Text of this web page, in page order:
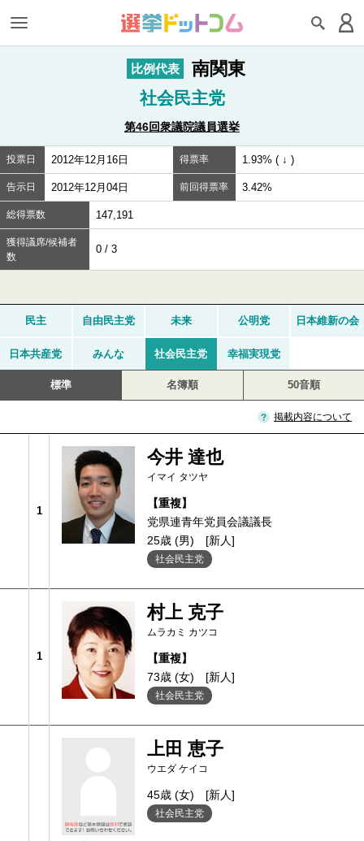
比例代表 南関東
社会民主党
第46回衆議院議員選挙
投票日 2012年12月16日 得票率 1.93% ( ↓ )
告示日 2012年12月04日 前回得票率 3.42%
総得票数 147,191
獲得議席/候補者
数
0 / 3
民主 自由民主党 未来 公明党 日本維新の会
日本共産党 みんな 社会民主党 幸福実現党
標準 名簿順 50音順
掲載内容について
1
今井 達也
イマイ タツヤ
【重複】
党県連青年党員会議議長
25歳 (男)
[新人]
社会民主党
1
村上 克子
ムラカミ カツコ
【重複】
73歳 (女)
[新人]
社会民主党
上田 恵子
ウエダ ケイコ
45歳 (女) [新人]
社会民主党